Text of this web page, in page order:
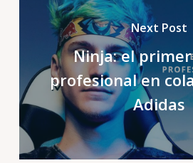
Next Post
Ninja: el
profesional en
Adidas